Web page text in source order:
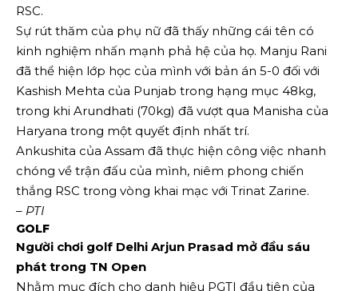
RSC.
Sự rút thăm của phụ nữ đã thấy những cái tên có
kinh nghiệm nhấn mạnh phả hệ của họ. Manju Rani
đã thể hiện lớp học của mình với bản án 5-0 đối với
Kashish Mehta của Punjab trong hạng mục 48kg,
trong khi Arundhati (70kg) đã vượt qua Manisha của
Haryana trong một quyết định nhất trí.
Ankushita của Assam đã thực hiện công việc nhanh
chóng về trận đấu của mình, niêm phong chiến
thắng RSC trong vòng khai mạc với Trinat Zarine.
– PTI
GOLF
Người chơi golf Delhi Arjun Prasad mở đầu sáu
phát trong TN Open
Nhằm mục đích cho danh hiệu PGTI đầu tiên của